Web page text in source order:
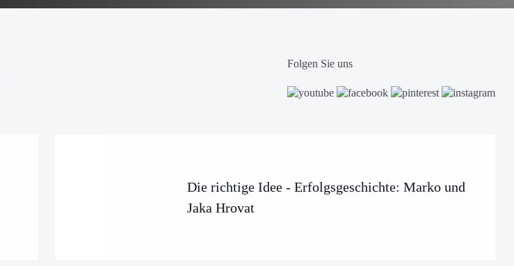
Folgen Sie uns
Die richtige Idee - Erfolgsgeschichte: Marko und
Jaka Hrovat